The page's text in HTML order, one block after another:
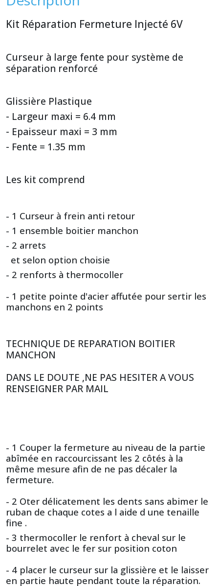
Kit Réparation Fermeture Injecté 6V
Curseur à large fente pour système de
séparation renforcé
Glissière Plastique
- Largeur maxi = 6.4 mm
- Epaisseur maxi = 3 mm
- Fente = 1.35 mm
Les kit comprend
- 1 Curseur à frein anti retour
- 1 ensemble boitier manchon
- 2 arrets
et selon option choisie
- 2 renforts à thermocoller
- 1 petite pointe d'acier affutée pour sertir les
manchons en 2 points
TECHNIQUE DE REPARATION BOITIER
MANCHON
DANS LE DOUTE ,NE PAS HESITER A VOUS
RENSEIGNER PAR MAIL
- 1 Couper la fermeture au niveau de la partie
abîmée en raccourcissant les 2 côtés à la
même mesure afin de ne pas décaler la
fermeture.
- 2 Oter délicatement les dents sans abimer le
ruban de chaque cotes a l aide d une tenaille
fine .
- 3 thermocoller le renfort à cheval sur le
bourrelet avec le fer sur position coton
- 4 placer le curseur sur la glissière et le laisser
en partie haute pendant toute la réparation.